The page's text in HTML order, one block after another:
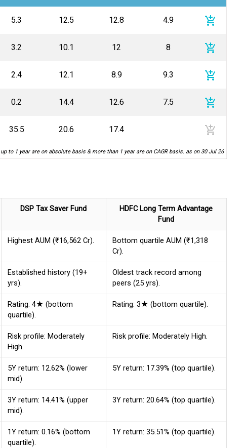
5.3 12.5 12.8 4.9 add_shopping_cart
3.2 10.1 12 8 add_shopping_cart
2.4 12.1 8.9 9.3 add_shopping_cart
0.2 14.4 12.6 7.5 add_shopping_cart
35.5 20.6 17.4 add_shopping_cart
to 1 year are on absolute basis & more than 1 year are on CAGR basis. as on 30 Jul 26
DSP Tax Saver Fund
HDFC Long Term Advantage
Fund
Highest AUM (₹16,562 Cr).
Bottom quartile AUM (₹1,318
Cr).
Established history (19+
yrs).
Oldest track record among
peers (25 yrs).
Rating: 4★ (bottom
quartile).
Rating: 3★ (bottom quartile).
Risk profile: Moderately
High.
Risk profile: Moderately High.
5Y return: 12.62% (lower
mid).
5Y return: 17.39% (top quartile).
3Y return: 14.41% (upper
mid).
3Y return: 20.64% (top quartile).
1Y return: 0.16% (bottom
quartile).
1Y return: 35.51% (top quartile).